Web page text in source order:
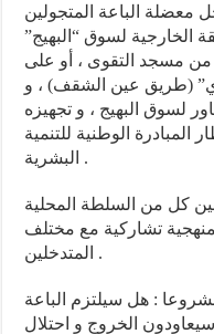
معضلة الباعة المتجولين
الخارجية لسوق “البهيج”
من مسجد التقوى ، أو على
(طريق عين الشقف) ، و
لسوق البهيج ، و تجهيزه
الوطنية للتنمية
البشرية .
كل من السلطة المحلية
تشاركية مع مختلف
المتدخلين .
: هل سيلتزم الباعة
سيعاودون الخروج و احتلال